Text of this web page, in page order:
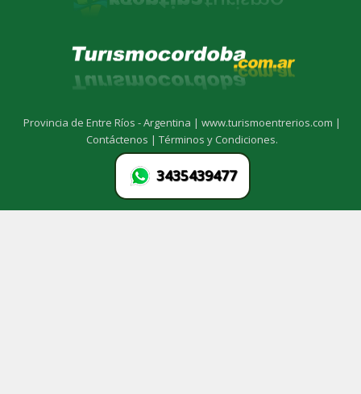
Provincia de Entre Ríos - Argentina |www.turismoentrerios.com |
Contáctenos |Términos y Condiciones.
3435439477